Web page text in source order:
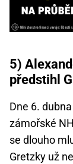
5)
předstihl
Dne 6.
zámořské
se dlouho
Gretzky už